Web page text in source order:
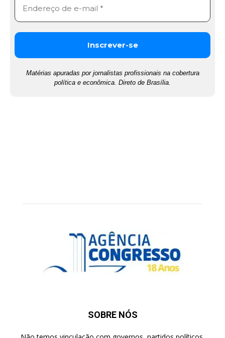
Matérias apuradas por jornalistas profissionais na cobertura
política e econômica. Direto de Brasília.
SOBRE NÓS